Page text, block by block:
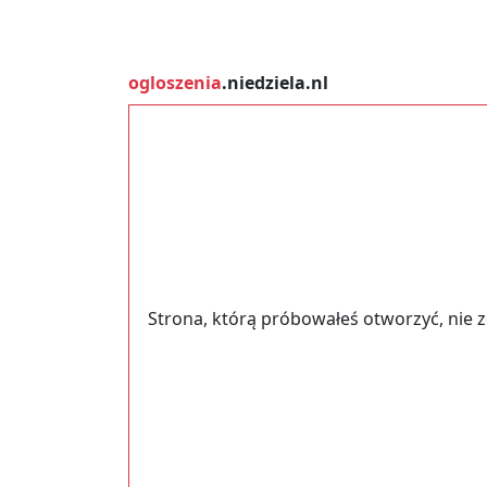
ogloszenia.niedziela.nl
Strona, którą próbowałeś otworzyć, nie